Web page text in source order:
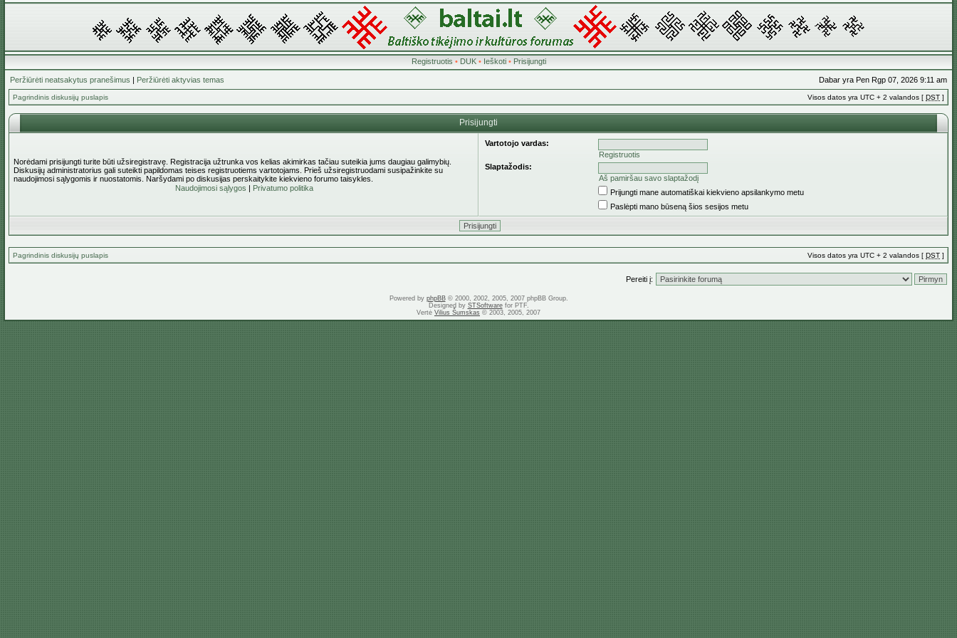
Registruotis • DUK• Ieškoti• Prisijungti
Peržiūrėti neatsakytus pranešimus | Peržiūrėti aktyvias temas Dabar yra Pen Rgp 07, 2026 9:11 am
Pagrindinis diskusijų puslapis Visos datos yra UTC + 2 valandos [ DST ]
Prisijungti
Norėdami prisijungti turite būti užsiregistravę. Registracija užtrunka vos kelias akimirkas tačiau suteikia jums daugiau galimybių.
Diskusijų administratorius gali suteikti papildomas teises registruotiems vartotojams. Prieš užsiregistruodami susipažinkite su
naudojimosi sąlygomis ir nuostatomis. Naršydami po diskusijas perskaitykite kiekvieno forumo taisykles.
Naudojimosi sąlygos | Privatumo politika
Vartotojo vardas:
Registruotis
Slaptažodis:
Aš pamiršau savo slaptažodį
Prijungti mane automatiškai kiekvieno apsilankymo metu
Paslėpti mano būseną šios sesijos metu
Pagrindinis diskusijų puslapis Visos datos yra UTC + 2 valandos [ DST ]
Pereiti į:
Powered by phpBB© 2000, 2002, 2005, 2007 phpBB Group.
Designed by STSoftwarefor PTF.
Vertė Vilius Šumskas © 2003, 2005, 2007